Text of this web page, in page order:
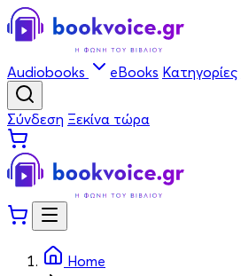
Audiobooks eBooks Κατηγορίες
Σύνδεση Ξεκίνα τώρα
Home